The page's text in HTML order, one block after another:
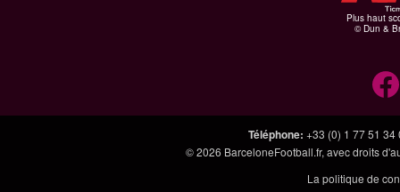
Plus haut
© Dun &
Téléphone: +33 (0) 1 77 51 34
© 2026 BarceloneFootball.fr, avec droits
La politique de